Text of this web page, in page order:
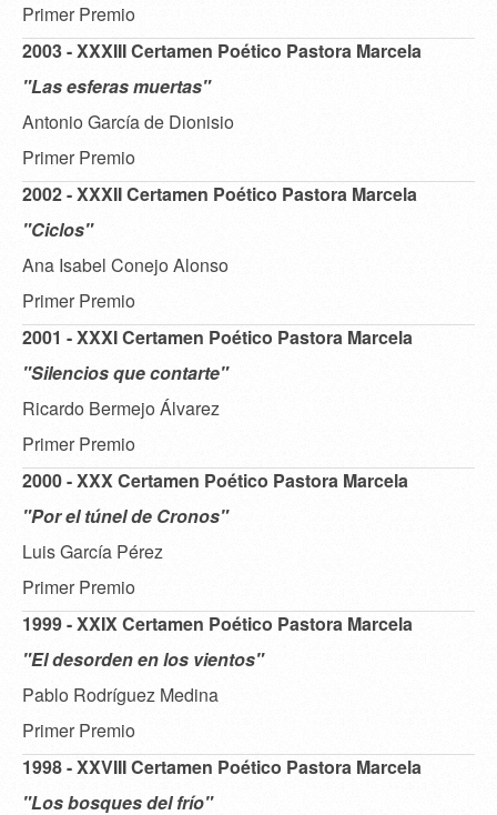
Primer Premio
2003 - XXXIII Certamen Poético Pastora Marcela
"Las esferas muertas"
Antonio García de Dionisio
Primer Premio
2002 - XXXII Certamen Poético Pastora Marcela
"Ciclos"
Ana Isabel Conejo Alonso
Primer Premio
2001 - XXXI Certamen Poético Pastora Marcela
"Silencios que contarte"
Ricardo Bermejo Álvarez
Primer Premio
2000 - XXX Certamen Poético Pastora Marcela
"Por el túnel de Cronos"
Luis García Pérez
Primer Premio
1999 - XXIX Certamen Poético Pastora Marcela
"El desorden en los vientos"
Pablo Rodríguez Medina
Primer Premio
1998 - XXVIII Certamen Poético Pastora Marcela
"Los bosques del frío"